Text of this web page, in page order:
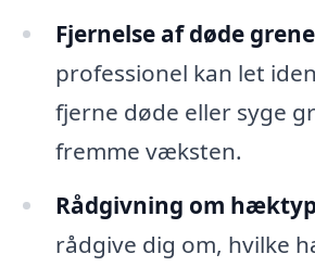
Fjernelse af døde
professionel kan let
fjerne døde eller syge
fremme væksten.
Rådgivning om
rådgive dig om, hvilke